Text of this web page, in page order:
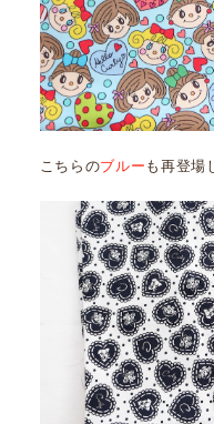
こちらのブルー も再登場